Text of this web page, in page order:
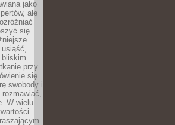
jako
ale
się
usiąść,
przy
się
swobody i
W wielu